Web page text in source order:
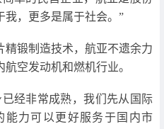
我，更多是属于社会。”
锻制造技术，航亚不遗余力
空发动机和燃机行业。
经非常成熟，我们先从国际
能力可以更好服务于国内市